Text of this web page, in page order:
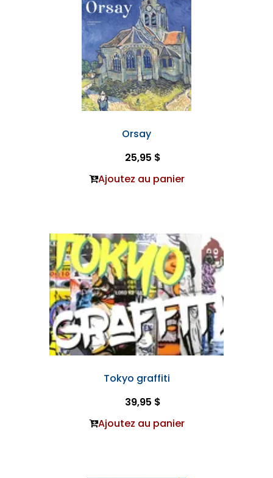
Orsay
25,95 $
Ajoutez au panier
Tokyo graffiti
39,95 $
Ajoutez au panier